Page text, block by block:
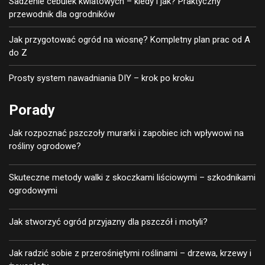
przewodnik dla ogrodników
Jak przygotować ogród na wiosnę? Kompletny plan prac od A
do Z
Prosty system nawadniania DIY – krok po kroku
Porady
Jak rozpoznać pszczoły murarki i zapobiec ich wpływowi na
rośliny ogrodowe?
Skuteczne metody walki z skoczkami liściowymi – szkodnikami
ogrodowymi
Jak stworzyć ogród przyjazny dla pszczół i motyli?
Jak radzić sobie z przerośniętymi roślinami – drzewa, krzewy i